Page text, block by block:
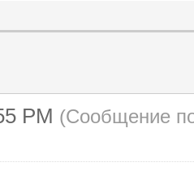
PM (Сообщение